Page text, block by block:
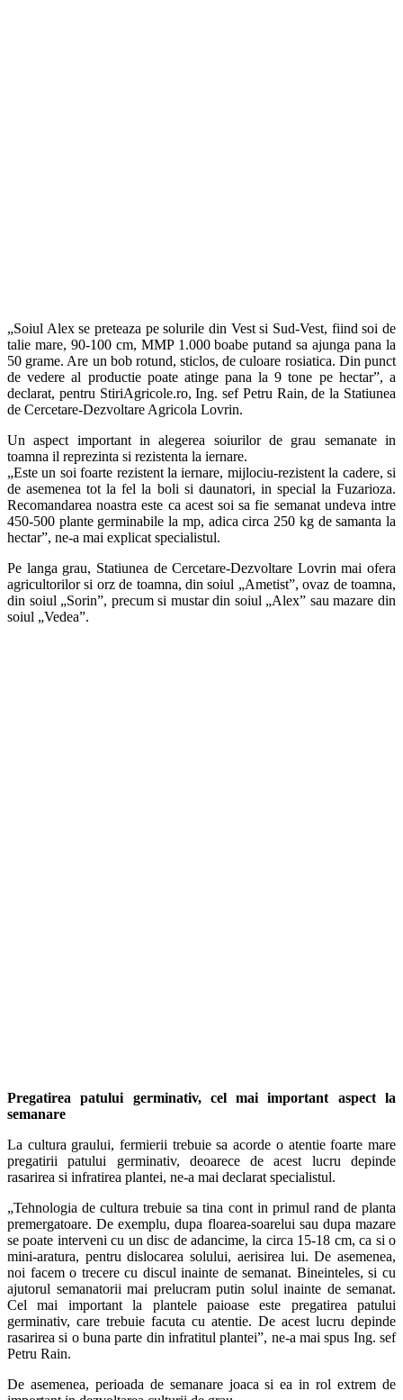
„Soiul Alex se preteaza pe solurile din Vest si Sud-Vest, fiind soi de
talie mare, 90-100 cm, MMP 1.000 boabe putand sa ajunga pana la
50 grame. Are un bob rotund, sticlos, de culoare rosiatica. Din punct
de vedere al productie poate atinge pana la 9 tone pe hectar”, a
declarat, pentru StiriAgricole.ro, Ing. sef Petru Rain, de la Statiunea
de Cercetare-Dezvoltare Agricola Lovrin.
Un aspect important in alegerea soiurilor de grau semanate in
toamna il reprezinta si rezistenta la iernare.
„Este un soi foarte rezistent la iernare, mijlociu-rezistent la cadere, si
de asemenea tot la fel la boli si daunatori, in special la Fuzarioza.
Recomandarea noastra este ca acest soi sa fie semanat undeva intre
450-500 plante germinabile la mp, adica circa 250 kg de samanta la
hectar”, ne-a mai explicat specialistul.
Pe langa grau, Statiunea de Cercetare-Dezvoltare Lovrin mai ofera
agricultorilor si orz de toamna, din soiul „Ametist”, ovaz de toamna,
din soiul „Sorin”, precum si mustar din soiul „Alex” sau mazare din
soiul „Vedea”.
Pregatirea patului germinativ, cel mai important aspect la
semanare
La cultura graului, fermierii trebuie sa acorde o atentie foarte mare
pregatirii patului germinativ, deoarece de acest lucru depinde
rasarirea si infratirea plantei, ne-a mai declarat specialistul.
„Tehnologia de cultura trebuie sa tina cont in primul rand de planta
premergatoare. De exemplu, dupa floarea-soarelui sau dupa mazare
se poate interveni cu un disc de adancime, la circa 15-18 cm, ca si o
mini-aratura, pentru dislocarea solului, aerisirea lui. De asemenea,
noi facem o trecere cu discul inainte de semanat. Bineinteles, si cu
ajutorul semanatorii mai prelucram putin solul inainte de semanat.
Cel mai important la plantele paioase este pregatirea patului
germinativ, care trebuie facuta cu atentie. De acest lucru depinde
rasarirea si o buna parte din infratitul plantei”, ne-a mai spus Ing. sef
Petru Rain.
De asemenea, perioada de semanare joaca si ea in rol extrem de